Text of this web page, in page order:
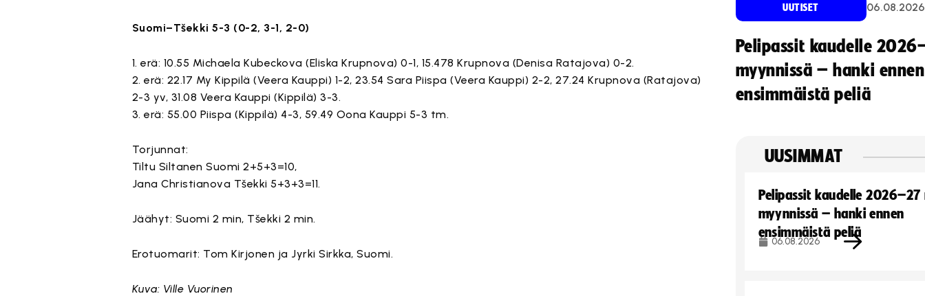
Suomi–Tšekki 5-3 (0-2, 3-1, 2-0)
1. erä: 10.55 Michaela Kubeckova (Eliska Krupnova) 0-1, 15.478 Krupnova (Denisa Ratajova) 0-2.
2. erä: 22.17 My Kippilä (Veera Kauppi) 1-2, 23.54 Sara Piispa (Veera Kauppi) 2-2, 27.24 Krupnova (Ratajova)
2-3 yv, 31.08 Veera Kauppi (Kippilä) 3-3.
3. erä: 55.00 Piispa (Kippilä) 4-3, 59.49 Oona Kauppi 5-3 tm.
Torjunnat:
Tiltu Siltanen Suomi 2+5+3=10,
Jana Christianova Tšekki 5+3+3=11.
Jäähyt: Suomi 2 min, Tšekki 2 min.
Erotuomarit: Tom Kirjonen ja Jyrki Sirkka, Suomi.
Kuva: Ville Vuorinen
UUTISET 06.08.2026
Pelipassit kaudelle
myynnissä – hanki ennen
ensimmäistä peliä
UUSIMMAT
Pelipassit kaudelle
myynnissä – hanki ennen
ensimmäistä peliä
06.08.2026